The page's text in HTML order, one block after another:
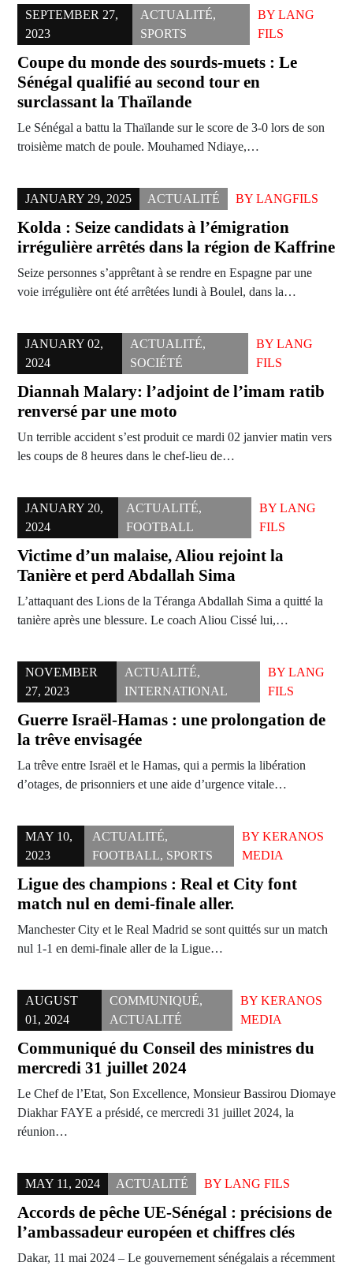
SEPTEMBER 27,
2023
ACTUALITÉ,
SPORTS
BYLANG
FILS
Coupe du monde des sourds-muets : Le
Sénégal qualifié au second tour en
surclassant la Thaïlande
Le Sénégal a battu la Thaïlande sur le score de 3-0 lors de son
troisième match de poule. Mouhamed Ndiaye,…
JANUARY 29, 2025 ACTUALITÉ BY LANGFILS
Kolda : Seize candidats à l’émigration
irrégulière arrêtés dans la région de Kaffrine
Seize personnes s’apprêtant à se rendre en Espagne par une
voie irrégulière ont été arrêtées lundi à Boulel, dans la…
JANUARY 02,
2024
ACTUALITÉ,
SOCIÉTÉ
BY LANG
FILS
Diannah Malary: l’adjoint de l’imam ratib
renversé par une moto
Un terrible accident s’est produit ce mardi 02 janvier matin vers
les coups de 8 heures dans le chef-lieu de…
JANUARY 20,
2024
ACTUALITÉ,
FOOTBALL
BY LANG
FILS
Victime d’un malaise, Aliou rejoint la
Tanière et perd Abdallah Sima
L’attaquant des Lions de la Téranga Abdallah Sima a quitté la
tanière après une blessure. Le coach Aliou Cissé lui,…
NOVEMBER
27, 2023
ACTUALITÉ,
INTERNATIONAL
BY LANG
FILS
Guerre Israël-Hamas : une prolongation de
la trêve envisagée
La trêve entre Israël et le Hamas, qui a permis la libération
d’otages, de prisonniers et une aide d’urgence vitale…
MAY 10,
2023
ACTUALITÉ,
FOOTBALL, SPORTS
BYKERANOS
MEDIA
Ligue des champions : Real et City font
match nul en demi-finale aller.
Manchester City et le Real Madrid se sont quittés sur un match
nul 1-1 en demi-finale aller de la Ligue…
AUGUST
01, 2024
COMMUNIQUÉ,
ACTUALITÉ
BYKERANOS
MEDIA
Communiqué du Conseil des ministres du
mercredi 31 juillet 2024
Le Chef de l’Etat, Son Excellence, Monsieur Bassirou Diomaye
Diakhar FAYE a présidé, ce mercredi 31 juillet 2024, la
réunion…
MAY 11, 2024 ACTUALITÉ BY LANG FILS
Accords de pêche UE-Sénégal : précisions de
l’ambassadeur européen et chiffres clés
Dakar, 11 mai 2024 – Le gouvernement sénégalais a récemment